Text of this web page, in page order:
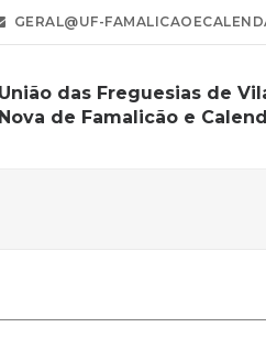
GERAL@UF-
União das Freguesias de
Nova de Famalicão e